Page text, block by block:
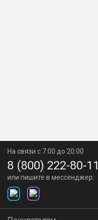
На связи с 7:00 до 20:00
8 (800) 222-80-11
или пишите в мессенджер: